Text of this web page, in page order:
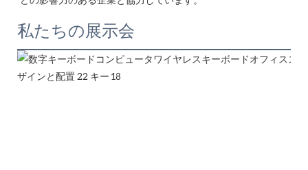
私たちの展示会